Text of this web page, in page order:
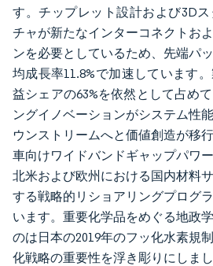
す。チップレット設計および3D
チャが新たなインターコネクトお
ンを必要としているため、先端パ
均成長率11.8%で加速しています
益シェアの63%を依然として占め
ングイノベーションがシステム性
ウンストリームへと価値創造が移
車向けワイドバンドギャップパワ
北米および欧州における国内材料
する戦略的リショアリングプログ
います。重要化学品をめぐる地
のは日本の2019年のフッ化水素
化戦略の重要性を浮き彫りにしまし